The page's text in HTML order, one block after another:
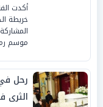
أكدت
موسم
رحل
الثرى